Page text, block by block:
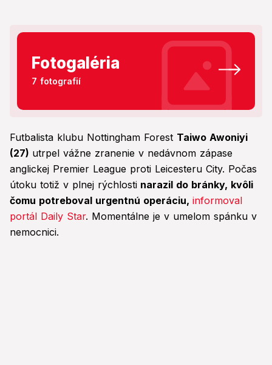
Fotogaléria
7 fotografií
Futbalista klubu Nottingham Forest Taiwo Awoniyi
(27) utrpel vážne zranenie v nedávnom zápase
anglickej Premier League proti Leicesteru City. Počas
útoku totiž v plnej rýchlosti narazil do bránky, kvôli
čomu potreboval urgentnú operáciu, informoval
portál Daily Star. Momentálne je v umelom spánku v
nemocnici.